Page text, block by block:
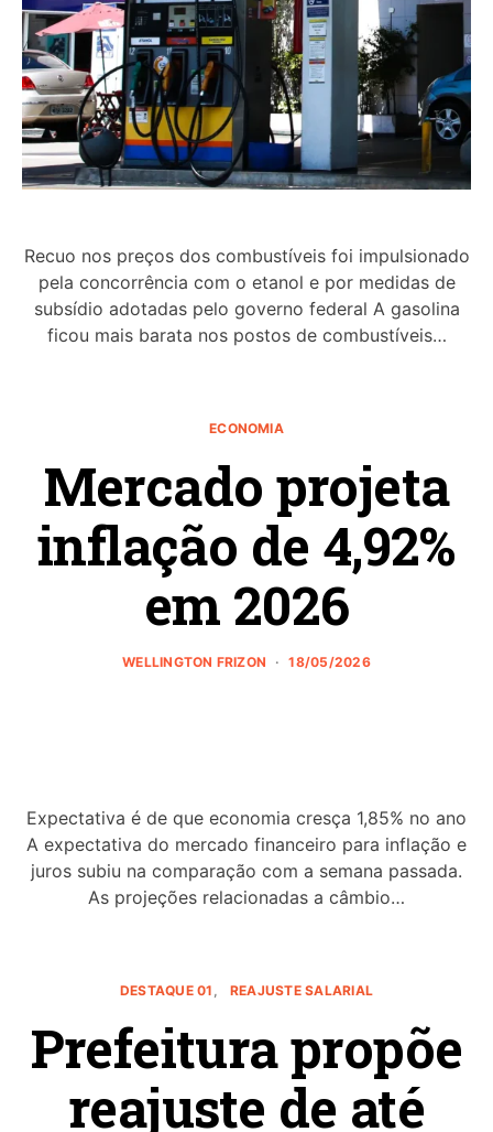
Recuo nos preços dos combustíveis foi impulsionado
pela concorrência com o etanol e por medidas de
subsídio adotadas pelo governo federal A gasolina
ficou mais barata nos postos de combustíveis…
ECONOMIA
Mercado projeta
inflação de 4,92%
em 2026
WELLINGTON FRIZON 18/05/2026
Expectativa é de que economia cresça 1,85% no ano
A expectativa do mercado financeiro para inflação e
juros subiu na comparação com a semana passada.
As projeções relacionadas a câmbio…
DESTAQUE 01 REAJUSTE SALARIAL
Prefeitura propõe
reajuste de até